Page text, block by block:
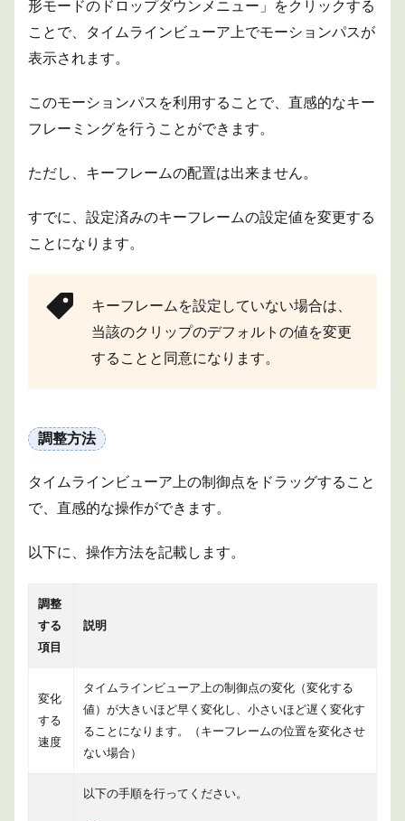
形モードのドロップダウンメニュー」をクリックする
ことで、タイムラインビューア上でモーションパスが
表示されます。
このモーションパスを利用することで、直感的なキー
フレーミングを行うことができます。
ただし、キーフレームの配置は出来ません。
すでに、設定済みのキーフレームの設定値を変更する
ことになります。
キーフレームを設定していない場合は、
当該のクリップのデフォルトの値を変更
することと同意になります。
調整方法
タイムラインビューア上の制御点をドラッグすること
で、直感的な操作ができます。
以下に、操作方法を記載します。
調整
する
項目
説明
変化
する
速度
タイムラインビューア上の制御点の変化（変化する
値）が大きいほど早く変化し、小さいほど遅く変化す
ることになります。（キーフレームの位置を変化させ
ない場合）
以下の手順を行ってください。